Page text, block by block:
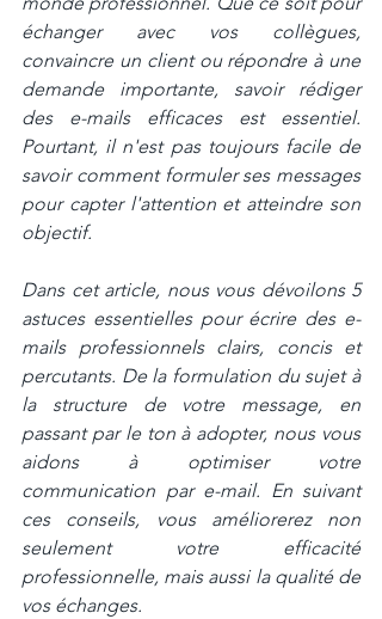
échanger avec vos collègues,
convaincre un client ou répondre à une
demande importante, savoir rédiger
des e-mails efficaces est essentiel.
Pourtant, il n'est pas toujours facile de
savoir comment formuler ses messages
pour capter l'attention et atteindre son
objectif.
Dans cet article, nous vous dévoilons 5
astuces essentielles pour écrire des e-
mails professionnels clairs, concis et
percutants. De la formulation du sujet à
la structure de votre message, en
passant par le ton à adopter, nous vous
aidons à optimiser votre
communication par e-mail. En suivant
ces conseils, vous améliorerez non
seulement votre efficacité
professionnelle, mais aussi la qualité de
vos échanges.